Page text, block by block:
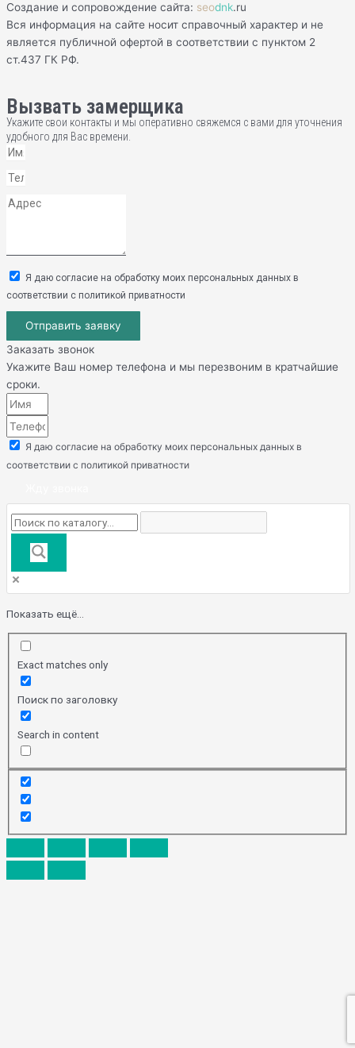
Создание и сопровождение сайта: seodnk.ru
Вся информация на сайте носит справочный характер и не
является публичной офертой в соответствии с пунктом 2
ст.437 ГК РФ.
Вызвать замерщика
Укажите свои контакты и мы оперативно свяжемся с вами для уточнения
удобного для Вас времени.
Я даю согласие на обработку моих персональных данных в
соответствии с политикой приватности
Отправить заявку
Заказать звонок
Укажите Ваш номер телефона и мы перезвоним в кратчайшие
сроки.
Я даю согласие на обработку моих персональных данных в
соответствии с политикой приватности
Показать ещё...
Exact matches only
Поиск по заголовку
Search in content